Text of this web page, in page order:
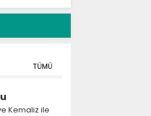
TÜMÜ
Kemaliz ile